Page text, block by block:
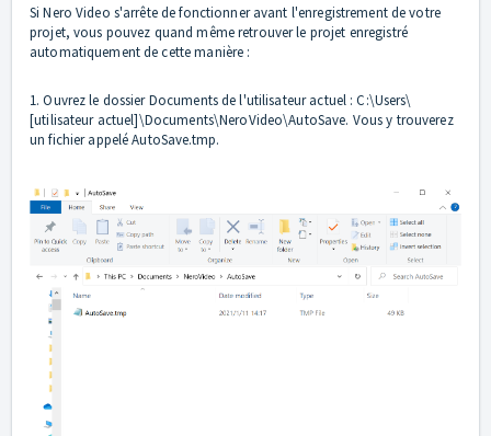
Si Nero Video s'arrête de fonctionner avant l'enregistrement de votre
projet, vous pouvez quand même retrouver le projet enregistré
automatiquement de cette manière :
1. Ouvrez le dossier Documents de l'utilisateur actuel : C:\Users\
[utilisateur actuel]\Documents\NeroVideo\AutoSave. Vous y trouverez
un fichier appelé AutoSave.tmp.